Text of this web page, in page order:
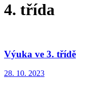
4. třída
Výuka ve 3. třídě
28. 10. 2023